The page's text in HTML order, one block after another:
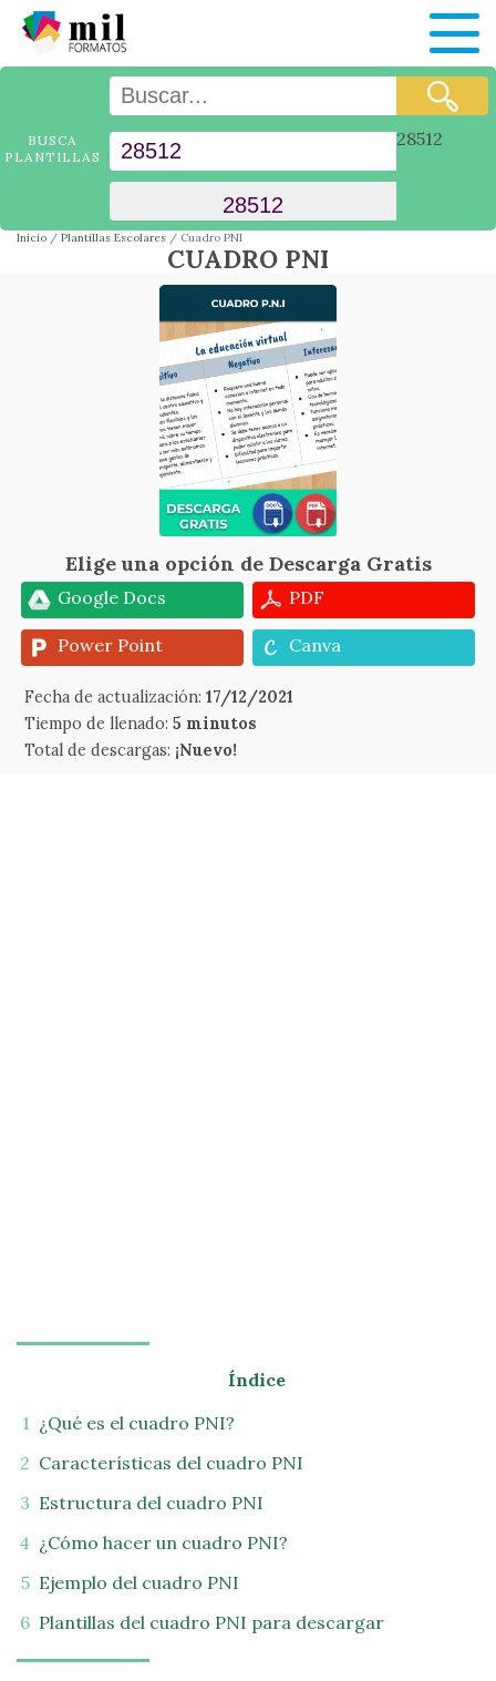
BUSCA
PLANTILLAS
28512
Inicio Plantillas Escolares Cuadro PNI
CUADRO PNI
Elige una opción de Descarga Gratis
Google Docs PDF
Power Point Canva
Fecha de actualización:17/12/2021
Tiempo de llenado:5 minutos
Total de descargas: ¡Nuevo!
Índice
¿Qué es el cuadro PNI?
Características del cuadro PNI
Estructura del cuadro PNI
¿Cómo hacer un cuadro PNI?
Ejemplo del cuadro PNI
Plantillas del cuadro PNI para descargar